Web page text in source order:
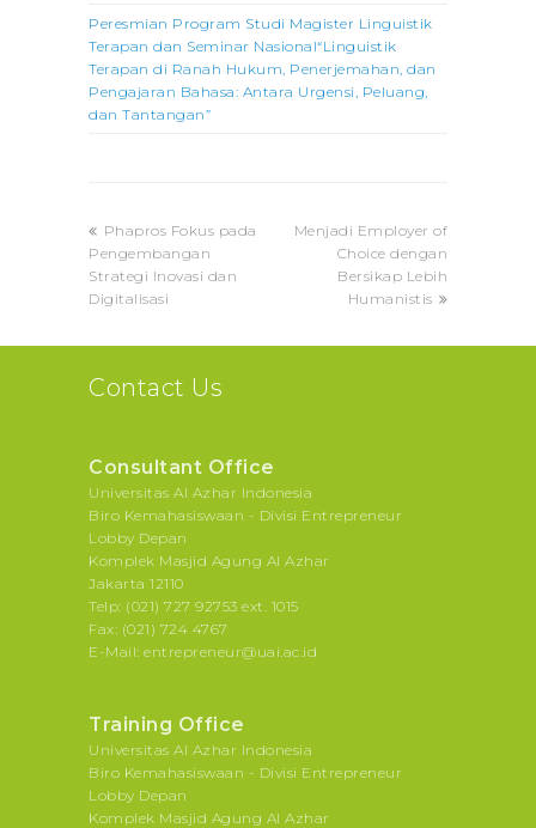
Peresmian Program Studi Magister Linguistik
Terapan dan Seminar Nasional“Linguistik
Terapan di Ranah Hukum, Penerjemahan, dan
Pengajaran Bahasa: Antara Urgensi, Peluang,
dan Tantangan”
previous
post:
Phapros Fokus pada
Pengembangan
Strategi Inovasi dan
Digitalisasi
next
Menjadi Employer of
Choice dengan
Bersikap Lebih
Humanistis
Contact Us
Consultant Office
Universitas Al Azhar Indonesia
Biro Kemahasiswaan - Divisi Entrepreneur
Lobby Depan
Komplek Masjid Agung Al Azhar
Jakarta 12110
Telp: (021) 727 92753 ext. 1015
Fax: (021) 724 4767
E-Mail: entrepreneur@uai.ac.id
Training Office
Universitas Al Azhar Indonesia
Biro Kemahasiswaan - Divisi Entrepreneur
Lobby Depan
Komplek Masjid Agung Al Azhar